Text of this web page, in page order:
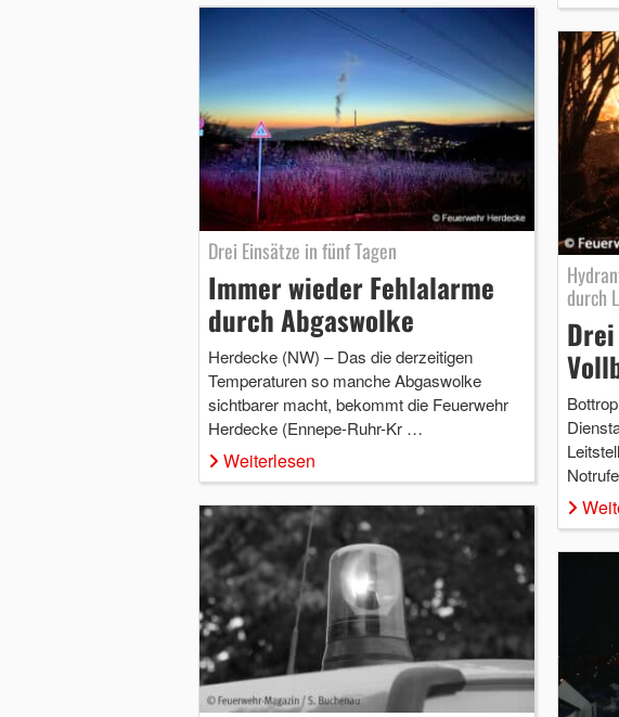
Drei Einsätze in fünf Tagen
Immer wieder Fehlalarme
durch Abgaswolke
Herdecke (NW) – Das die derzeitigen
Temperaturen so manche Abgaswolke
sichtbarer macht, bekommt die Feuerwehr
Herdecke (Ennepe-Ruhr-Kr …
Weiterlesen
durch